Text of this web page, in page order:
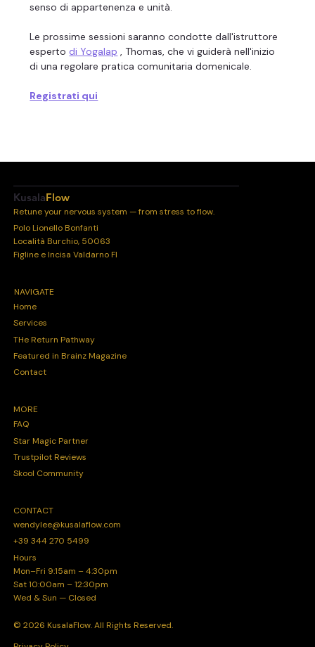
senso di appartenenza e unità.
Le prossime sessioni saranno condotte dall'istruttore
esperto di Yogalap , Thomas, che vi guiderà nell'inizio
di una regolare pratica comunitaria domenicale.
Registrati qui
KusalaFlow
Retune your nervous system — from stress to flow.
Polo Lionello Bonfanti
Località Burchio, 50063
Figline e Incisa Valdarno FI
NAVIGATE
Home
Services
THe Return Pathway
Featured in Brainz Magazine
Contact
MORE
FAQ
Star Magic Partner
Trustpilot Reviews
Skool Community
CONTACT
wendylee@kusalaflow.com
+39 344 270 5499
Hours
Mon–Fri 9:15am – 4:30pm
Sat 10:00am – 12:30pm
Wed & Sun — Closed
© 2026 KusalaFlow. All Rights Reserved.